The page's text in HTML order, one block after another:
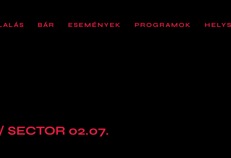
BÁR ESEMÉNYEK PROGRAMOK
SECTOR 02.07.